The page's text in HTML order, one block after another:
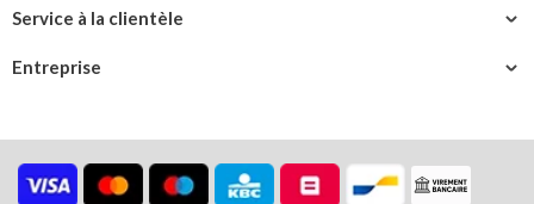
Entreprise
Service à la clientèle